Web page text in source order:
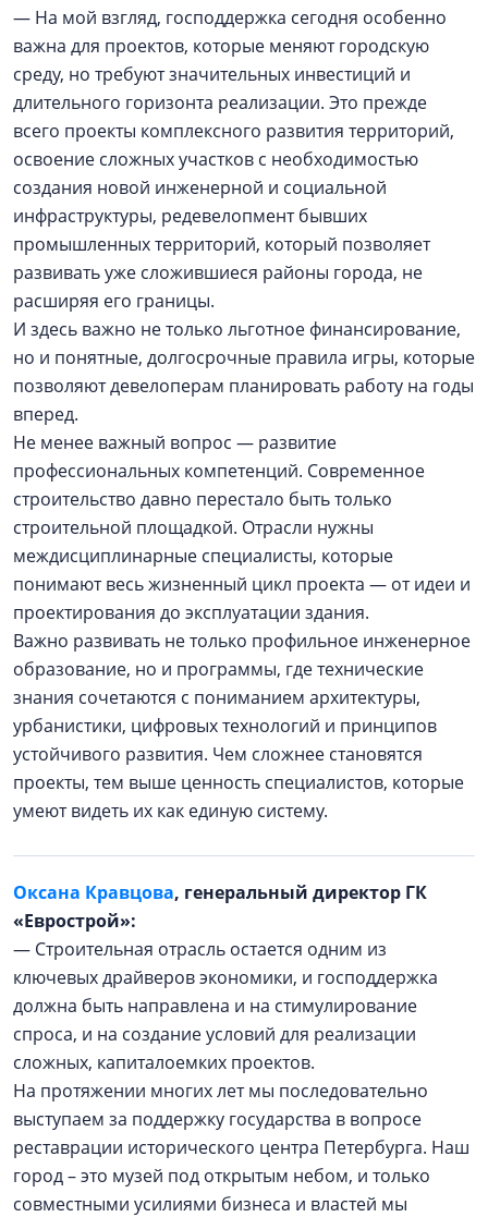
— На мой взгляд, господдержка сегодня особенно
важна для проектов, которые меняют городскую
среду, но требуют значительных инвестиций и
длительного горизонта реализации. Это прежде
всего проекты комплексного развития территорий,
освоение сложных участков с необходимостью
создания новой инженерной и социальной
инфраструктуры, редевелопмент бывших
промышленных территорий, который позволяет
развивать уже сложившиеся районы города, не
расширяя его границы.
И здесь важно не только льготное финансирование,
но и понятные, долгосрочные правила игры, которые
позволяют девелоперам планировать работу на годы
вперед.
Не менее важный вопрос — развитие
профессиональных компетенций. Современное
строительство давно перестало быть только
строительной площадкой. Отрасли нужны
междисциплинарные специалисты, которые
понимают весь жизненный цикл проекта — от идеи и
проектирования до эксплуатации здания.
Важно развивать не только профильное инженерное
образование, но и программы, где технические
знания сочетаются с пониманием архитектуры,
урбанистики, цифровых технологий и принципов
устойчивого развития. Чем сложнее становятся
проекты, тем выше ценность специалистов, которые
умеют видеть их как единую систему.
Оксана Кравцова, генеральный директор ГК
«Еврострой»:
— Строительная отрасль остается одним из
ключевых драйверов экономики, и господдержка
должна быть направлена и на стимулирование
спроса, и на создание условий для реализации
сложных, капиталоемких проектов.
На протяжении многих лет мы последовательно
выступаем за поддержку государства в вопросе
реставрации исторического центра Петербурга. Наш
город – это музей под открытым небом, и только
совместными усилиями бизнеса и властей мы